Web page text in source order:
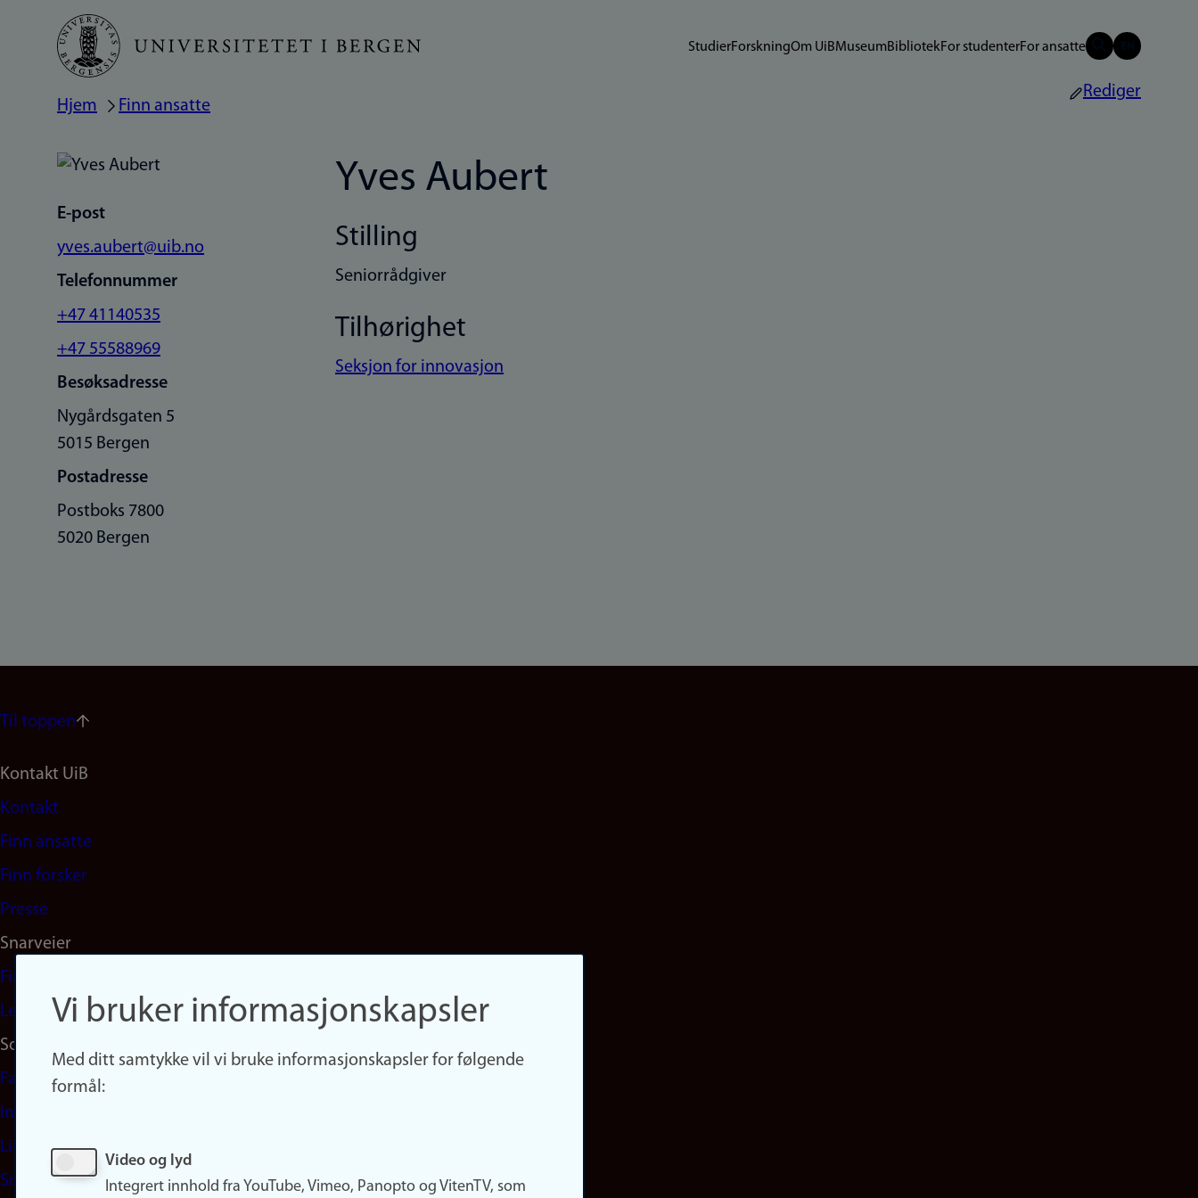
Hopp
hovedinnhold
StudierForskningOm UiBMuseumBibliotekFor studenterFor ansatte
Navigasjonssti
Hjem Finn ansatte
Rediger
E-post
yves.aubert@uib.no
Telefonnummer
+47 41140535
+47 55588969
Besøksadresse
Nygårdsgaten 5
5015 Bergen
Postadresse
Postboks 7800
5020 Bergen
Yves Aubert
Stilling
Seniorrådgiver
Tilhørighet
Seksjon for innovasjon
Til toppen
Footer
navigation
(no)
Kontakt UiB
Kontakt
Finn ansatte
Finn forsker
Presse
Snarveier
Finn studier
Ledige stillinger
Sosiale medier
Facebook
Instagram
LinkedIn
Snapchat
Vi bruker informasjonskapsler
Med ditt samtykke vil vi bruke informasjonskapsler for følgende
formål:
Video og lyd
Integrert innhold fra YouTube, Vimeo, Panopto og VitenTV, som